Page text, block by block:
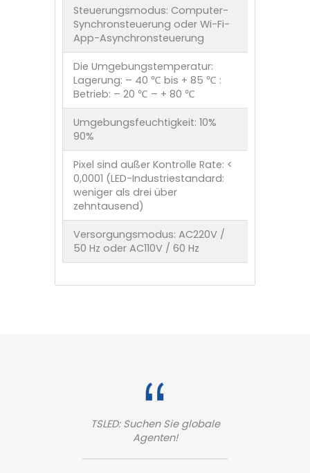
Steuerungsmodus: Computer-
Synchronsteuerung oder Wi-Fi-
App-Asynchronsteuerung
Die Umgebungstemperatur:
Lagerung: – 40 ℃ bis + 85 ℃ :
Betrieb: – 20 ℃ – + 80 ℃
Umgebungsfeuchtigkeit: 10%
90%
Pixel sind außer Kontrolle Rate: <
0,0001 (LED-Industriestandard:
weniger als drei über
zehntausend)
Versorgungsmodus: AC220V /
50 Hz oder AC110V / 60 Hz
TSLED: Suchen Sie globale
Agenten!